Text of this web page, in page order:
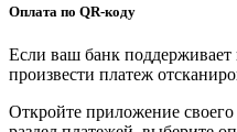
Оплата по QR-коду
Если ваш банк
произвести платеж
Откройте приложение